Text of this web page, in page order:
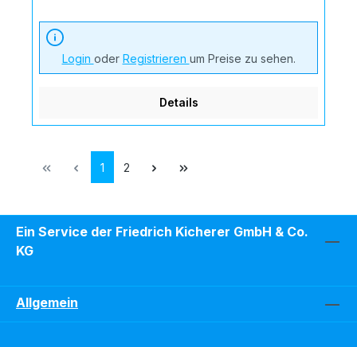
Login oder Registrieren um Preise zu sehen.
Details
Seite
1 Seite
2
Ein Service der Friedrich Kicherer GmbH & Co.
KG
Allgemein